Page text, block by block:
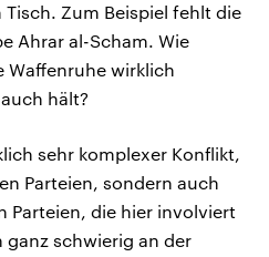
Zum Beispiel fehlt die
Ahrar al-Scham. Wie
Waffenruhe wirklich
hält?
sehr komplexer Konflikt,
Parteien, sondern auch
Parteien, die hier involviert
schwierig an der